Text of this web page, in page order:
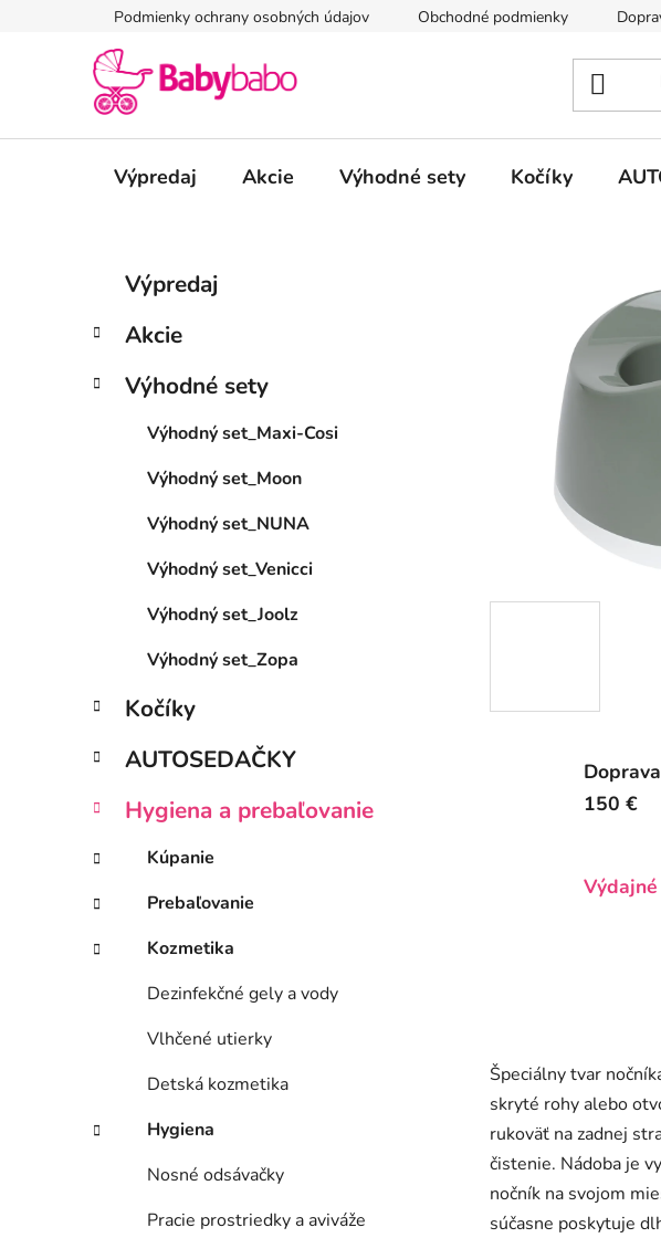
Podmienky ochrany osobných údajov Obchodné podmienky
Výpredaj Akcie Výhodné sety Kočíky
č
ý
Preskočiť
kategórie
e
ó
Výpredaj
Akcie
Výhodné sety
Výhodný set_Maxi-Cosi
Výhodný set_Moon
Výhodný set_NUNA
Výhodný set_Venicci
Výhodný set_Joolz
Výhodný set_Zopa
Kočíky
AUTOSEDAČKY
Hygiena a prebaľovanie
Kúpanie
Prebaľovanie
Kozmetika
Dezinfekčné gely a vody
Vlhčené utierky
Detská kozmetika
Hygiena
Nosné odsávačky
Pracie prostriedky a aviváže
150 €
Špeciálny tvar
skryté rohy alebo
rukoväť na zadnej
čistenie. Nádoba je
nočník na svojom
súčasne poskytuje